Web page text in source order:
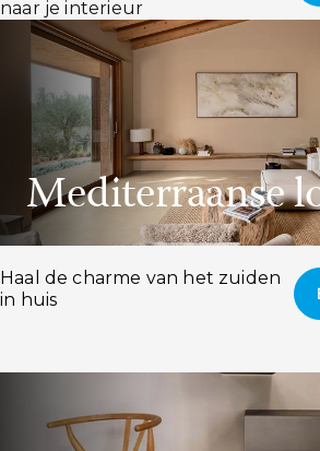
naar je interieur
Mediterraanse
Haal de charme van het zuiden
in huis